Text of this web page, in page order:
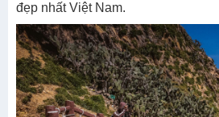
đẹp nhất Việt Nam.